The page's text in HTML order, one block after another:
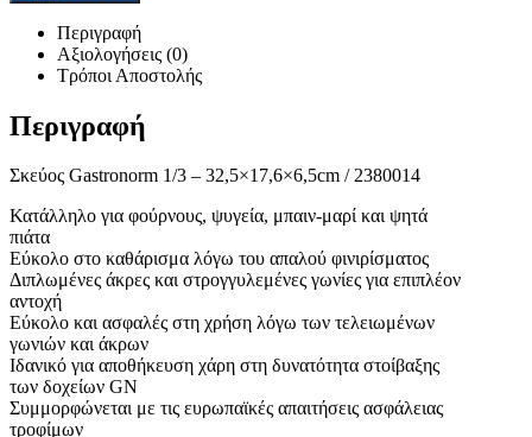
Περιγραφή
Αξιολογήσεις (0)
Τρόποι Αποστολής
Περιγραφή
Σκεύος Gastronorm 1/3 – 32,5×17,6×6,5cm / 2380014
Κατάλληλο για φούρνους, ψυγεία, μπαιν-μαρί και ψητά
πιάτα
Εύκολο στο καθάρισμα λόγω του απαλού φινιρίσματος
Διπλωμένες άκρες και στρογγυλεμένες γωνίες για επιπλέον
αντοχή
Εύκολο και ασφαλές στη χρήση λόγω των τελειωμένων
γωνιών και άκρων
Ιδανικό για αποθήκευση χάρη στη δυνατότητα στοίβαξης
των δοχείων GN
Συμμορφώνεται με τις ευρωπαϊκές απαιτήσεις ασφάλειας
τροφίμων